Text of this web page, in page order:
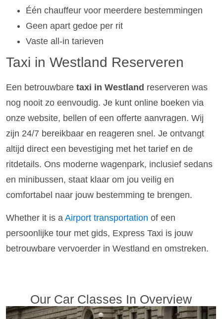
Één chauffeur voor meerdere bestemmingen
Geen apart gedoe per rit
Vaste all-in tarieven
Taxi in Westland Reserveren
Een betrouwbare taxi in Westland reserveren was
nog nooit zo eenvoudig. Je kunt online boeken via
onze website, bellen of een offerte aanvragen. Wij
zijn 24/7 bereikbaar en reageren snel. Je ontvangt
altijd direct een bevestiging met het tarief en de
ritdetails. Ons moderne wagenpark, inclusief sedans
en minibussen, staat klaar om jou veilig en
comfortabel naar jouw bestemming te brengen.
Whether it is a Airport transportation of een
persoonlijke tour met gids, Express Taxi is jouw
betrouwbare vervoerder in Westland en omstreken.
Our Car Classes In Overview